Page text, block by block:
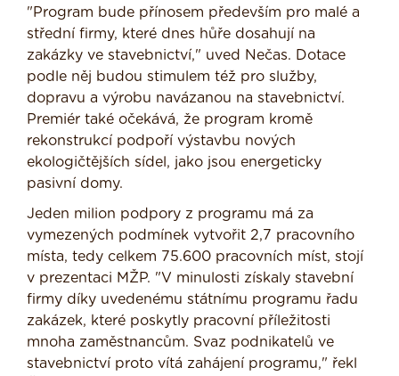
"Program bude přínosem především pro malé a
střední firmy, které dnes hůře dosahují na
zakázky ve stavebnictví," uved Nečas. Dotace
podle něj budou stimulem též pro služby,
dopravu a výrobu navázanou na stavebnictví.
Premiér také očekává, že program kromě
rekonstrukcí podpoří výstavbu nových
ekologičtějších sídel, jako jsou energeticky
pasivní domy.
Jeden milion podpory z programu má za
vymezených podmínek vytvořit 2,7 pracovního
místa, tedy celkem 75.600 pracovních míst, stojí
v prezentaci MŽP. "V minulosti získaly stavební
firmy díky uvedenému státnímu programu řadu
zakázek, které poskytly pracovní příležitosti
mnoha zaměstnancům. Svaz podnikatelů ve
stavebnictví proto vítá zahájení programu," řekl